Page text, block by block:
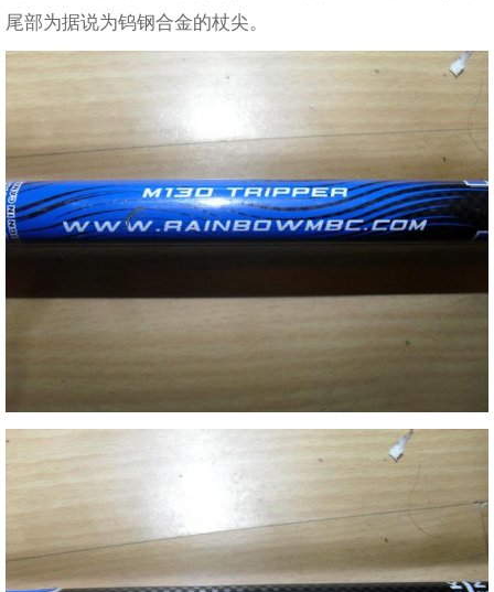
尾部为据说为钨钢合金的杖尖。